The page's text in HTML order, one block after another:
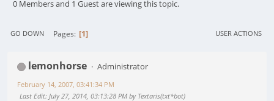
0 Members and 1 Guest are viewing this topic.
GO DOWN Pages 1 USER ACTIONS
lemonhorse Administrator
February 14, 2007, 03:41:34 PM
Last Edit: July 27, 2014, 03:13:28 PM by Textaris(txt*bot)